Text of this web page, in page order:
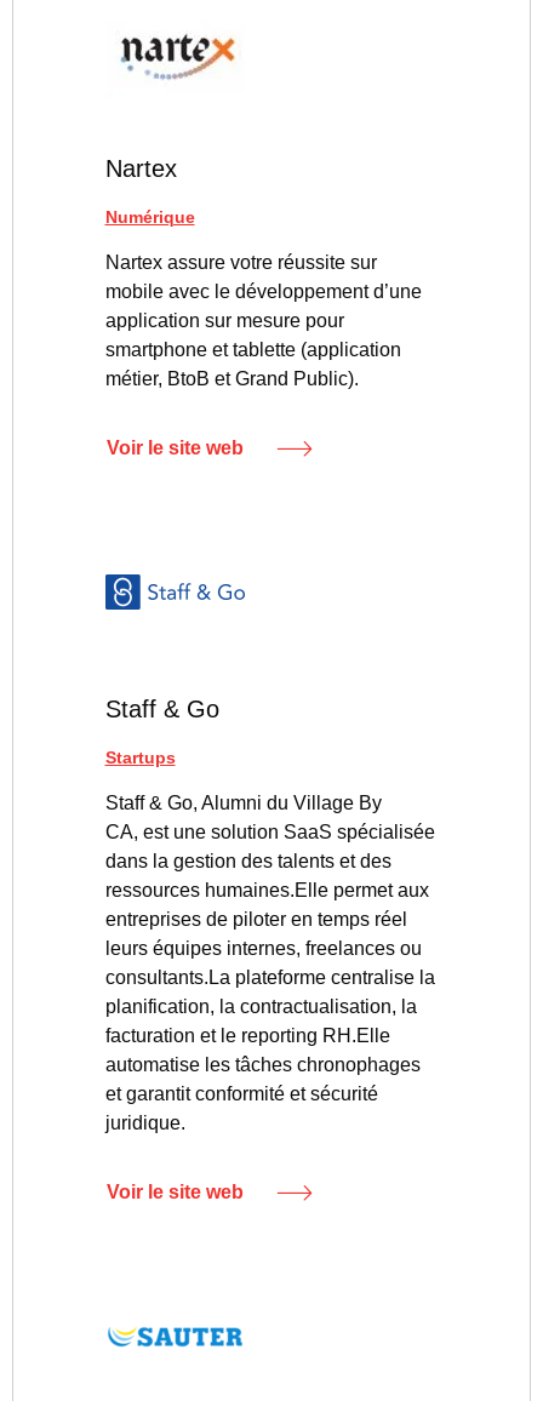
Nartex
Numérique
Nartex assure votre réussite sur
mobile avec le développement d’une
application sur mesure pour
smartphone et tablette (application
métier, BtoB et Grand Public).
Voir le site web
Staff & Go
Startups
Staff & Go, Alumni du Village By
CA, est une solution SaaS spécialisée
dans la gestion des talents et des
ressources humaines.Elle permet aux
entreprises de piloter en temps réel
leurs équipes internes, freelances ou
consultants.La plateforme centralise la
planification, la contractualisation, la
facturation et le reporting RH.Elle
automatise les tâches chronophages
et garantit conformité et sécurité
juridique.
Voir le site web